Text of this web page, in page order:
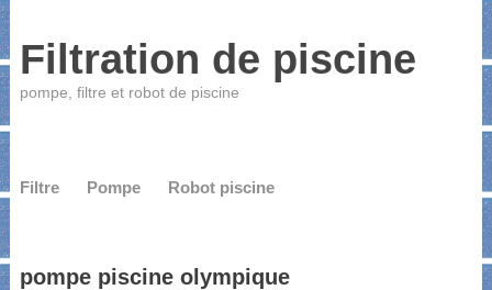
Filtration de piscine
pompe, filtre et robot de piscine
Filtre Pompe Robot piscine
pompe piscine olympique